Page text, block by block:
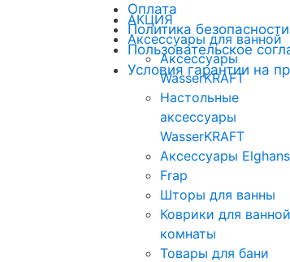
Оплата
Политика безопасности
Пользовательское
Условия гарантии на
АКЦИЯ
Аксессуары для ванной
Аксессуары
WasserKRAFT
Настольные
аксессуары
WasserKRAFT
Аксессуары
Frap
Шторы для ванны
Коврики для ванной
комнаты
Товары для бани